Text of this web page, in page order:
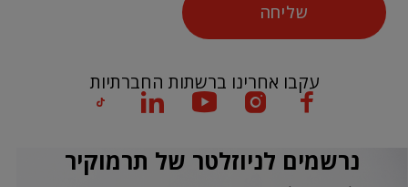
שליחה
עקבו אחרינו ברשתות החברתיות
נרשמים לניוזלטר של תרמוקיר